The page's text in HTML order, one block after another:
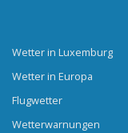
Wetter in Luxemburg
Wetter in Europa
Flugwetter
Wetterwarnungen